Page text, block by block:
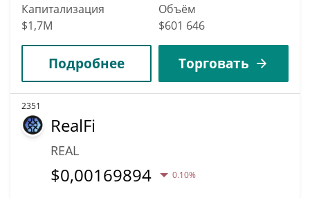
Капитализация
$1,7M
Объём
$601 646
Подробнее Торговать
2351
RealFi
REAL
$0,00169894 0.10%